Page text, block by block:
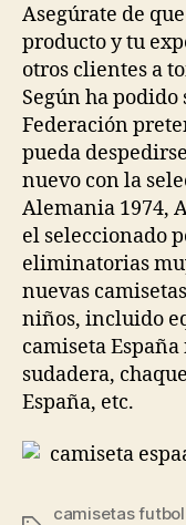
Asegúrate de
producto y tu
otros clientes a
Según ha
Federación
pueda
nuevo con la
Alemania 1974,
el seleccionado
eliminatorias
nuevas
niños, incluido
camiseta
sudadera,
España, etc.
camisetas